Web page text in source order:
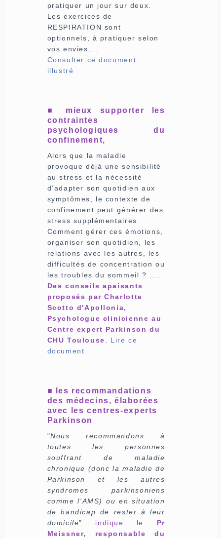
pratiquer un jour sur deux.
Les exercices de
RESPIRATION sont
optionnels, à pratiquer selon
vos envies….
Consulter ce document
illustré
■ mieux supporter les
contraintes
psychologiques du
confinement,
Alors que la maladie
provoque déjà une sensibilité
au stress et la nécessité
d’adapter son quotidien aux
symptômes, le contexte de
confinement peut générer des
stress supplémentaires.
Comment gérer ces émotions,
organiser son quotidien, les
relations avec les autres, les
difficultés de concentration ou
les troubles du sommeil ? ….
Des conseils apaisants
proposés par Charlotte
Scotto d'Apollonia,
Psychologue clinicienne au
Centre expert Parkinson du
CHU Toulouse
Lire ce
document
■ les recommandations
des médecins, élaborées
avec les centres-experts
Parkinson
"Nous recommandons à
toutes les personnes
souffrant de maladie
chronique (donc la maladie de
Parkinson et les autres
syndromes parkinsoniens
comme l'AMS) ou en situation
de handicap de rester à leur
domicile" indique le Pr
Meissner, responsable du